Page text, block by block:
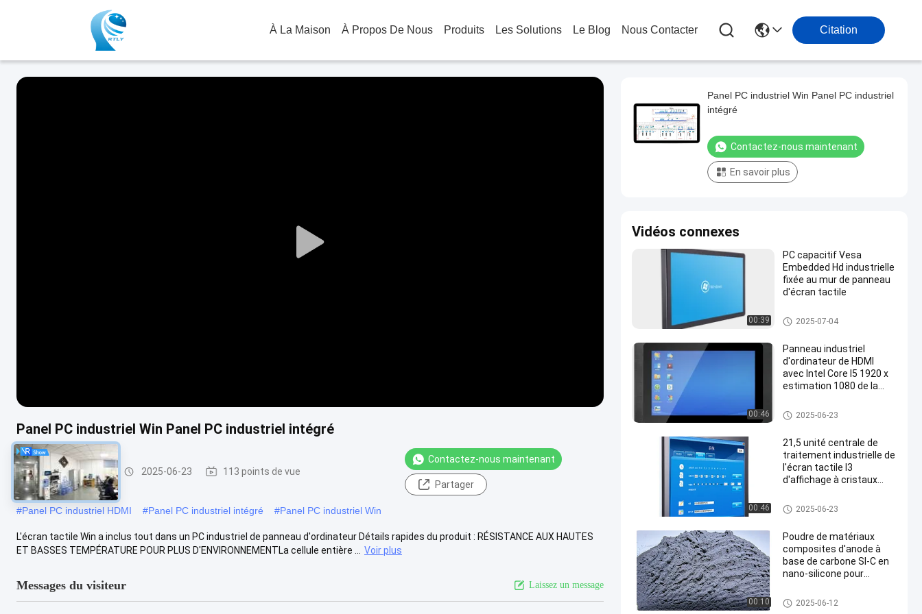
À La Maison À Propos De Nous Produits Les Solutions Le Blog Nous Contacter Citation
Play
Panel PC industriel Win Panel PC industriel intégré
panel pc industriel 2025-06-23 113 points de vue
Contactez-nous maintenant
Partager
#Panel PC industriel HDMI #Panel PC industriel intégré #Panel PC industriel Win
L'écran tactile Win a inclus tout dans un PC industriel de panneau d'ordinateur Détails rapides du produit : RÉSISTANCE AUX HAUTES
ET BASSES TEMPÉRATURE POUR PLUS D'ENVIRONNEMENTLa cellule entière ...
Voir plus
Messages du visiteur Laissez un message
Panel PC industriel Win Panel PC industriel
intégré
Contactez-nous maintenant
En savoir plus
Vidéos connexes
00:39
PC capacitif Vesa
Embedded Hd industrielle
fixée au mur de panneau
d'écran tactile
panel pc industriel
2025-07-04
00:46
Panneau industriel
d'ordinateur de HDMI
avec Intel Core I5 1920 x
estimation 1080 de la
panel pc industriel
2025-06-23
00:46
21,5 unité centrale de
traitement industrielle de
l'écran tactile I3
d'affichage à cristaux
dans un ordinateur
intégré de panneau d'Ip65
panel pc industriel
2025-06-23
00:10
Poudre de matériaux
composites d'anode à
base de carbone SI-C en
nano-silicone pour
Nano carbone au silicium
2025-06-12